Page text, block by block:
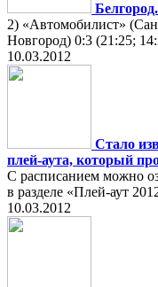
2) «Автомобилист»
Новгород) 0:3 (21:25;
10.03.2012
Стало
плей-аута, который
С расписанием можно
в разделе «Плей-аут
10.03.2012